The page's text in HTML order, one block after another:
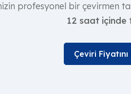
profesyonel bir çevirmen
12 saat içinde
Çeviri